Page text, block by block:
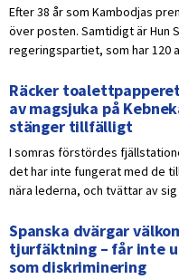
Efter 38 år som Kambodjas
över posten. Samtidigt är Hun
regeringspartiet, som har 120
Räcker
av magsjuka på
stänger tillfälligt
I somras förstördes
det har inte fungerat med de
nära lederna, och tvättar av
Spanska dvärgar
tjurfäktning – får inte
som diskriminering